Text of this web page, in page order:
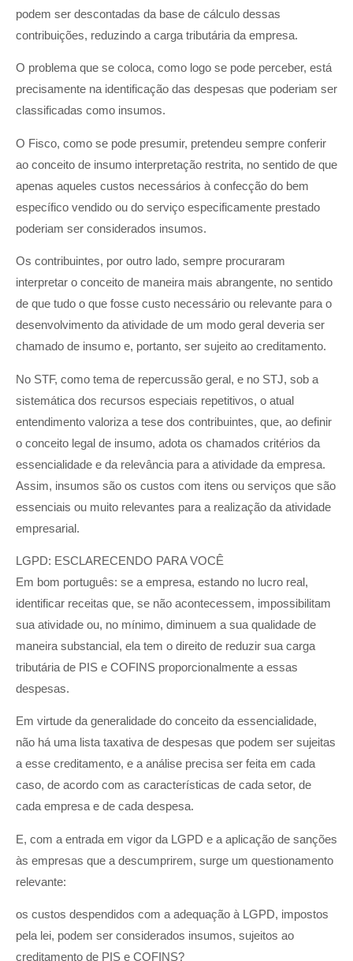
podem ser descontadas da base de cálculo dessas
contribuições, reduzindo a carga tributária da empresa.
O problema que se coloca, como logo se pode perceber, está
precisamente na identificação das despesas que poderiam ser
classificadas como insumos.
O Fisco, como se pode presumir, pretendeu sempre conferir
ao conceito de insumo interpretação restrita, no sentido de que
apenas aqueles custos necessários à confecção do bem
específico vendido ou do serviço especificamente prestado
poderiam ser considerados insumos.
Os contribuintes, por outro lado, sempre procuraram
interpretar o conceito de maneira mais abrangente, no sentido
de que tudo o que fosse custo necessário ou relevante para o
desenvolvimento da atividade de um modo geral deveria ser
chamado de insumo e, portanto, ser sujeito ao creditamento.
No STF, como tema de repercussão geral, e no STJ, sob a
sistemática dos recursos especiais repetitivos, o atual
entendimento valoriza a tese dos contribuintes, que, ao definir
o conceito legal de insumo, adota os chamados critérios da
essencialidade e da relevância para a atividade da empresa.
Assim, insumos são os custos com itens ou serviços que são
essenciais ou muito relevantes para a realização da atividade
empresarial.
LGPD: ESCLARECENDO PARA VOCÊ
Em bom português: se a empresa, estando no lucro real,
identificar receitas que, se não acontecessem, impossibilitam
sua atividade ou, no mínimo, diminuem a sua qualidade de
maneira substancial, ela tem o direito de reduzir sua carga
tributária de PIS e COFINS proporcionalmente a essas
despesas.
Em virtude da generalidade do conceito da essencialidade,
não há uma lista taxativa de despesas que podem ser sujeitas
a esse creditamento, e a análise precisa ser feita em cada
caso, de acordo com as características de cada setor, de
cada empresa e de cada despesa.
E, com a entrada em vigor da LGPD e a aplicação de sanções
às empresas que a descumprirem, surge um questionamento
relevante:
os custos despendidos com a adequação à LGPD, impostos
pela lei, podem ser considerados insumos, sujeitos ao
creditamento de PIS e COFINS?